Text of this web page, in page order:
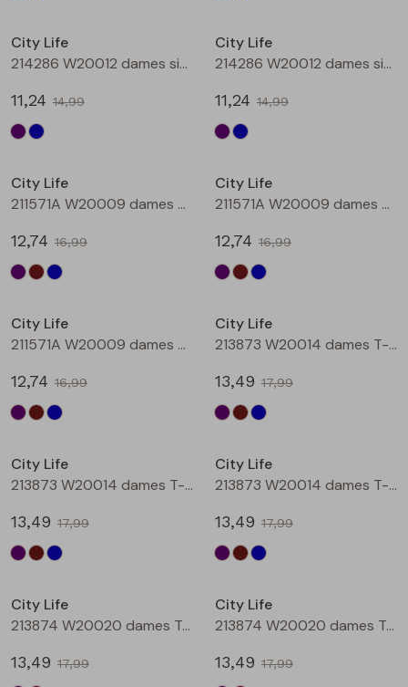
City Life
214286 W20012 dames singlet Aubergine
11,24 14,99
City Life
214286 W20012 dames singlet Petrol
11,24 14,99
City Life
211571A W20009 dames T-shirt km Aubergine
12,74 16,99
City Life
211571A W20009 dames T-shirt km Bruin
12,74 16,99
City Life
211571A W20009 dames T-shirt km Petrol
12,74 16,99
City Life
213873 W20014 dames T-shirt km Aubergine
13,49 17,99
City Life
213873 W20014 dames T-shirt km Bruin
13,49 17,99
City Life
213873 W20014 dames T-shirt km Petrol
13,49 17,99
City Life
213874 W20020 dames T-shirt km Aubergine
13,49 17,99
City Life
213874 W20020 dames T-shirt km Bruin
13,49 17,99